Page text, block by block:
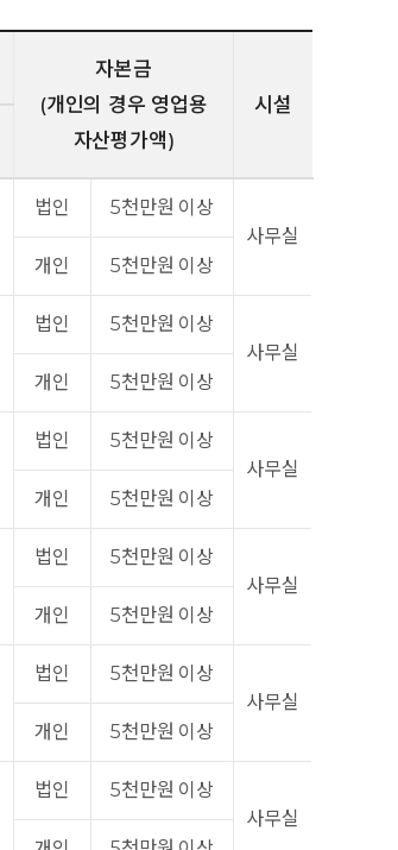
자본금
(개인의 경우 영업용
자산평가액)
시설
법인
5천만원 이상
사무실
개인
5천만원 이상
법인
5천만원 이상
사무실
개인
5천만원 이상
법인
5천만원 이상
사무실
개인
5천만원 이상
법인
5천만원 이상
사무실
개인
5천만원 이상
법인
5천만원 이상
사무실
개인
5천만원 이상
법인
5천만원 이상
사무실